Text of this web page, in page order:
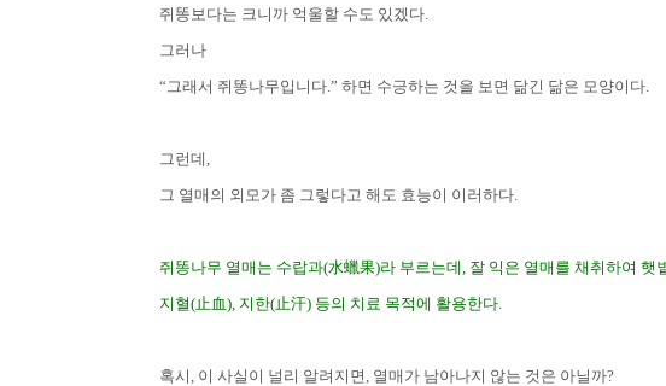
쥐똥보다는 크니까 억울할 수도 있겠다.
그러나
“그래서 쥐똥나무입니다.” 하면 수긍하는 것을 보면 닮긴 닮은 모양이다.
그런데 ,
그 열매의 외모가 좀 그렇다고 해도 효능이 이러하다.
쥐똥나무 열매는 수랍과(水蠟果)라 부르는데, 잘 익은 열매를 채취하여 햇
지혈(止血), 지한(止汗) 등의 치료 목적에 활용한다.
혹시 , 이 사실이 널리 알려지면 , 열매가 남아나지 않는 것은 아닐까?